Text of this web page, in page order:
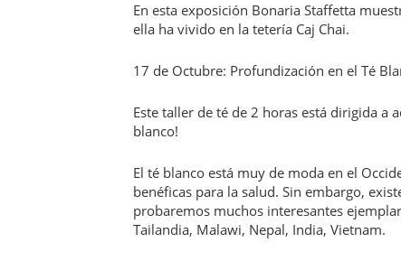
En esta exposición Bonaria Staffetta
ella ha vivido en la tetería Caj Chai.
17 de Octubre: Profundización en el Té
Este taller de té de 2 horas está dirigida
blanco!
El té blanco está muy de moda en el
benéficas para la salud. Sin embargo,
probaremos muchos interesantes
Tailandia, Malawi, Nepal, India, Vietnam.